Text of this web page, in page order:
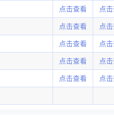
点击查看 点
点击查看 点
点击查看 点
点击查看 点
点击查看 点